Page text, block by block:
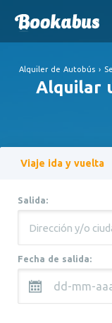
Alquiler de Autobús ›
Alquilar
Viaje ida y vuelta
Salida:
Fecha de salida: